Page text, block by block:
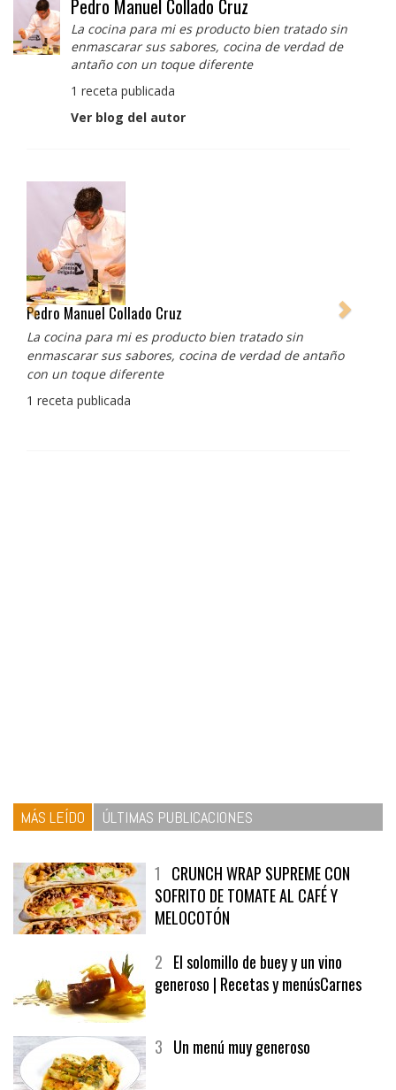
Pedro Manuel Collado Cruz
La cocina para mi es producto bien tratado sin
enmascarar sus sabores, cocina de verdad de
antaño con un toque diferente
1 receta publicada
Ver blog del autor
Pedro Manuel Collado Cruz
La cocina para mi es producto bien tratado sin
enmascarar sus sabores, cocina de verdad de antaño
con un toque diferente
1 receta publicada
MÁS LEÍDO ÚLTIMAS PUBLICACIONES
1 CRUNCH WRAP SUPREME CON
SOFRITO DE TOMATE AL CAFÉ Y
MELOCOTÓN
2 El solomillo de buey y un vino
generoso | Recetas y menúsCarnes
3 Un menú muy generoso